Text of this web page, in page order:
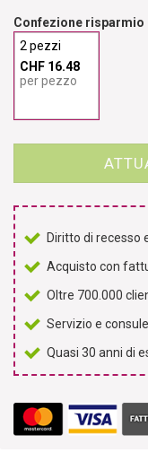
Confezione risparmio
2 pezzi
CHF 16.48
per pezzo
Diritto di recesso
Acquisto con
Oltre 700.000
Servizio e
Quasi 30 anni di